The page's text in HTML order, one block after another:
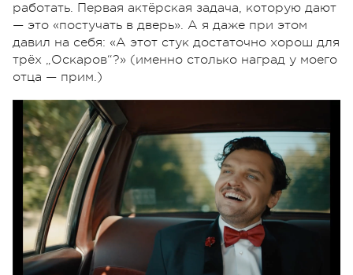
работать. Первая актёрская задача, которую дают
— это «постучать в дверь». А я даже при этом
давил на себя: «А этот стук достаточно хорош для
трёх „Оскаров“?» (именно столько наград у моего
отца — прим.)